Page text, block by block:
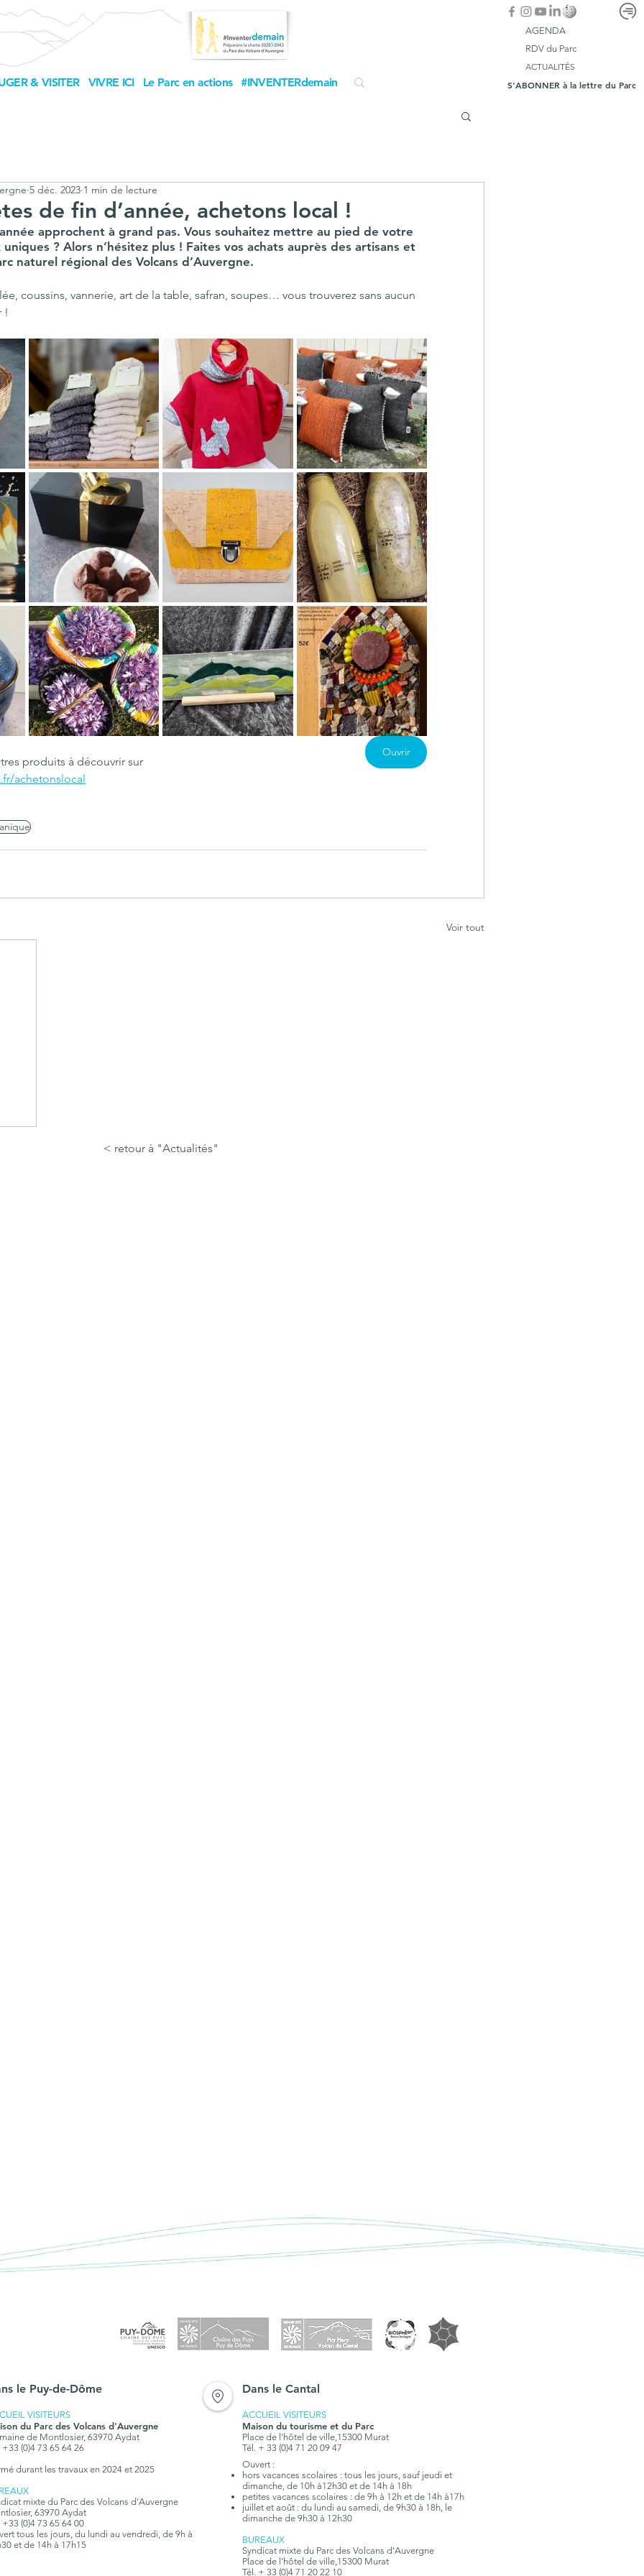
& VISITER VIVRE ICI Le Parc en actions #INVENTERdemain
AGENDA
RDV du Parc
ACTUALITÉS
S'ABONNER à la lettre du Parc
de fin d’année, achetons local !
5 déc. 2023 1 min de lecture
approchent à grand pas. Vous souhaitez mettre au pied de votre
? Alors n’hésitez plus ! Faites vos achats auprès des artisans et
naturel régional des Volcans d’Auvergne.
coussins, vannerie, art de la table, safran, soupes… vous trouverez sans aucun
!
Ouvrir
produits à découvrir sur
achetonslocal
Voir tout
< retour à "Actualités"
le Puy-de-Dôme
VISITEURS
du Parc des Volcans d'Auvergne
de Montlosier, 63970 Aydat
+33 (0)4 73 65 64 26
durant les travaux en 2024 et 2025
mixte du Parc des Volcans d'Auvergne
63970 Aydat
+33 (0)4 73 65 64 00
tous les jours, du lundi au vendredi, de 9h à
et de 14h à 17h15
Dans le Cantal
ACCUEIL VISITEURS
Maison du tourisme et du Parc
Place de l'hôtel de ville,15300 Murat
Tél. + 33 (0)4 71 20 09 47
Ouvert :
hors vacances scolaires : tous les jours, sauf jeudi et
dimanche, de 10h à12h30 et de 14h à 18h
petites vacances scolaires : de 9h à 12h et de 14h à17h
juillet et août : du lundi au samedi, de 9h30 à 18h, le
dimanche de 9h30 à 12h30
BUREAUX
Syndicat mixte du Parc des Volcans d'Auvergne
Place de l'hôtel de ville,15300 Murat
Tél. + 33 (0)4 71 20 22 10